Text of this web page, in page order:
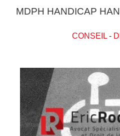
MDPH HANDICAP
CONSEIL-